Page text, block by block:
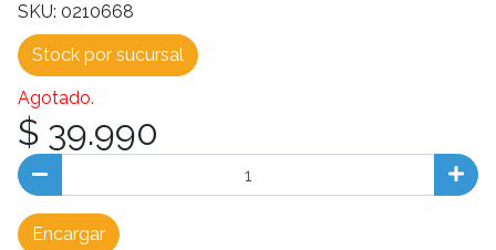
SKU: 0210668
Stock por sucursal
Agotado.
$ 39.990
Encargar